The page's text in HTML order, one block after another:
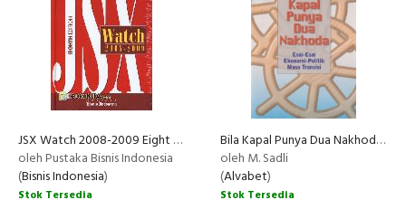
JSX Watch 2008-2009 Eight Edition RECOMMENDED
oleh Pustaka Bisnis Indonesia
(Bisnis Indonesia)
Stok Tersedia
Bila Kapal Punya Dua Nakhoda : Esai-esai Ekonomi-Politik Masa Transisi
oleh M. Sadli
(Alvabet)
Stok Tersedia